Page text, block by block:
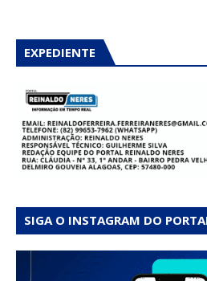
EXPEDIENTE
SIGA O INSTAGRAM DO